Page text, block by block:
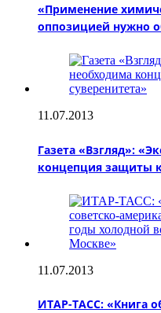
«Применение
оппозицией нужно
11.07.2013
Газета «Взгляд»:
концепция защиты
11.07.2013
ИТАР-ТАСС: «Книга